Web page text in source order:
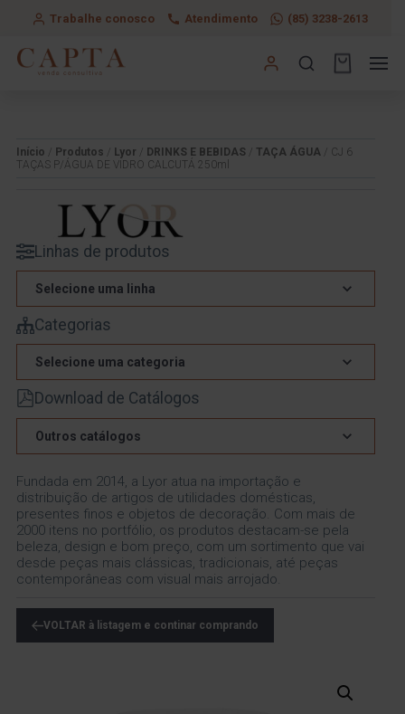
Trabalhe conosco Atendimento (85) 3238-2613
Início Produtos Lyor DRINKS E BEBIDAS TAÇA ÁGUA / CJ 6
TAÇAS P/ÁGUA DE VIDRO CALCUTÁ 250ml
Linhas de produtos
Selecione uma linha
Categorias
Selecione uma categoria
Download de Catálogos
Outros catálogos
Fundada em 2014, a Lyor atua na importação e
distribuição de artigos de utilidades domésticas,
presentes finos e objetos de decoração. Com mais de
2000 itens no portfólio, os produtos destacam-se pela
beleza, design e bom preço, com um sortimento que vai
desde peças mais clássicas, tradicionais, até peças
contemporâneas com visual mais arrojado.
VOLTAR à listagem e continar comprando